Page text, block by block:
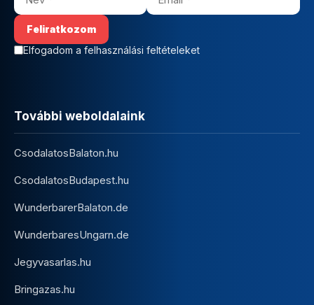
Elfogadom a felhasználási feltételeket
További weboldalaink
CsodalatosBalaton.hu
CsodalatosBudapest.hu
WunderbarerBalaton.de
WunderbaresUngarn.de
Jegyvasarlas.hu
Bringazas.hu